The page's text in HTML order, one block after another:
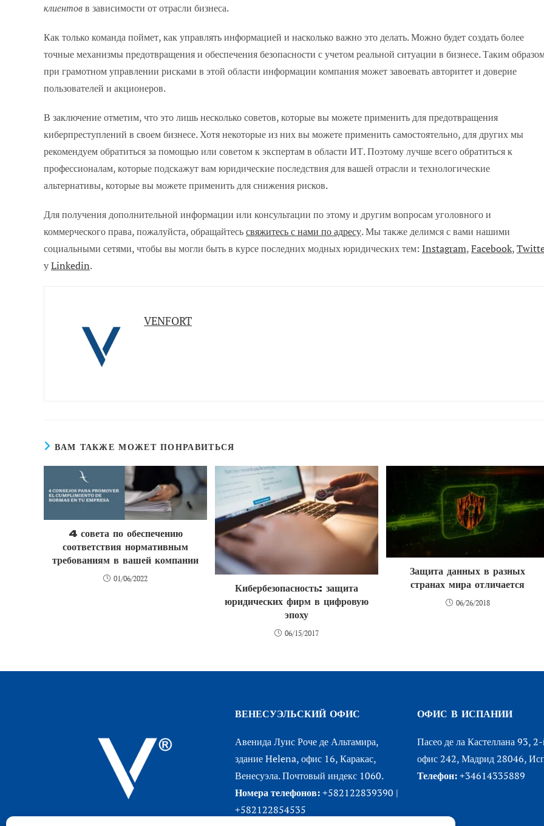
клиентовв зависимости от отрасли бизнеса.
Как только команда поймет, как управлять информацией и насколько важно это делать. Можно будет создать более
точные механизмы предотвращения и обеспечения безопасности с учетом реальной ситуации в бизнесе. Таким
при грамотном управлении рисками в этой области информации компания может завоевать авторитет и доверие
пользователей и акционеров.
В заключение отметим, что это лишь несколько советов, которые вы можете применить для предотвращения
киберпреступлений в своем бизнесе. Хотя некоторые из них вы можете применить самостоятельно, для других мы
рекомендуем обратиться за помощью или советом к экспертам в области ИТ. Поэтому лучше всего обратиться к
профессионалам, которые подскажут вам юридические последствия для вашей отрасли и технологические
альтернативы, которые вы можете применить для снижения рисков.
Для получения дополнительной информации или консультации по этому и другим вопросам уголовного и
коммерческого права, пожалуйста, обращайтесьсвяжитесь с нами по адресу. Мы также делимся с вами нашими
социальными сетями, чтобы вы могли быть в курсе последних модных юридических тем: Instagram,Facebook,
yLinkedin.
VENFORT
ВАМ ТАКЖЕ МОЖЕТ ПОНРАВИТЬСЯ
4 совета по обеспечению
соответствия нормативным
требованиям в вашей компании
01/06/2022
Кибербезопасность: защита
юридических фирм в цифровую
эпоху
06/15/2017
Защита данных в разных
странах мира отличается
06/26/2018
ВЕНЕСУЭЛЬСКИЙ ОФИС
Авенида Луис Роче де Альтамира,
здание Helena, офис 16, Каракас,
Венесуэла. Почтовый индекс 1060.
Номера телефонов:+582122839390 |
+582122854535
ОФИС В ИСПАНИИ
Пасео де ла Кастеллана 93,
офис 242, Мадрид 28046,
Телефон:+34614335889